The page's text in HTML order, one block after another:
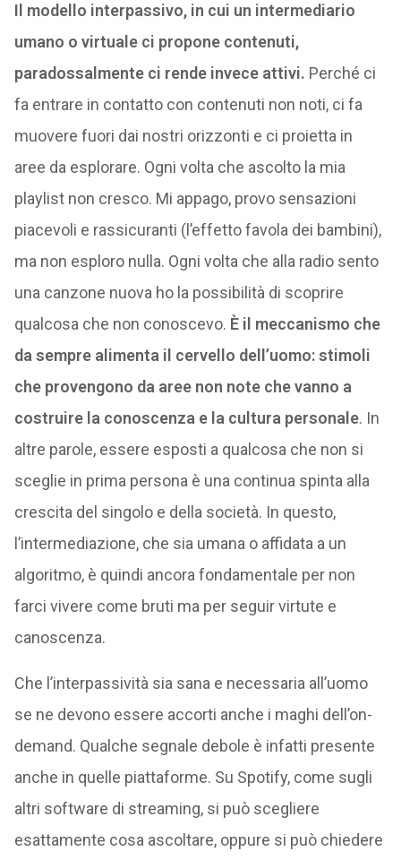
Il modello interpassivo, in cui un intermediario
umano o virtuale ci propone contenuti,
paradossalmente ci rende invece attivi. Perché ci
fa entrare in contatto con contenuti non noti, ci fa
muovere fuori dai nostri orizzonti e ci proietta in
aree da esplorare. Ogni volta che ascolto la mia
playlist non cresco. Mi appago, provo sensazioni
piacevoli e rassicuranti (l’effetto favola dei bambini),
ma non esploro nulla. Ogni volta che alla radio sento
una canzone nuova ho la possibilità di scoprire
qualcosa che non conoscevo. È il meccanismo che
da sempre alimenta il cervello dell’uomo: stimoli
che provengono da aree non note che vanno a
costruire la conoscenza e la cultura personale. In
altre parole, essere esposti a qualcosa che non si
sceglie in prima persona è una continua spinta alla
crescita del singolo e della società. In questo,
l’intermediazione, che sia umana o affidata a un
algoritmo, è quindi ancora fondamentale per non
farci vivere come bruti ma per seguir virtute e
canoscenza.
Che l’interpassività sia sana e necessaria all’uomo
se ne devono essere accorti anche i maghi dell’on-
demand. Qualche segnale debole è infatti presente
anche in quelle piattaforme. Su Spotify, come sugli
altri software di streaming, si può scegliere
esattamente cosa ascoltare, oppure si può chiedere